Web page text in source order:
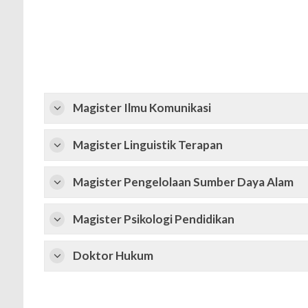
Magister Ilmu Komunikasi
Magister Linguistik Terapan
Magister Pengelolaan Sumber Daya Alam
Magister Psikologi Pendidikan
Doktor Hukum